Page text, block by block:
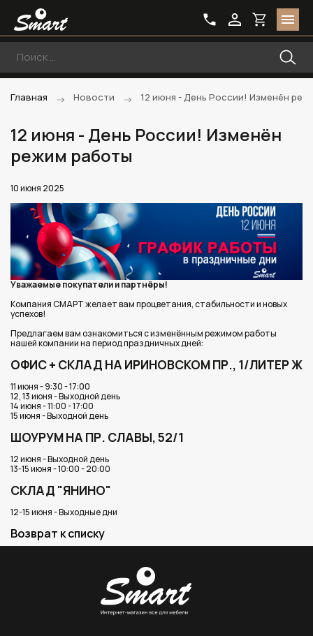
Главная Новости 12 июня - День России! Изменён
12 июня - День России! Изменён
режим работы
10 июня 2025
Уважаемые покупатели и партнёры!
Компания СМАРТ желает вам процветания, стабильности и новых
успехов!
Предлагаем вам ознакомиться с изменённым режимом работы
нашей компании на период праздничных дней:
ОФИС + СКЛАД НА ИРИНОВСКОМ ПР., 1/ЛИТЕР Ж
11 июня - 9:30 - 17:00
12, 13 июня - Выходной день
14 июня - 11:00 - 17:00
15 июня - Выходной день
ШОУРУМ НА ПР. СЛАВЫ, 52/1
12 июня - Выходной день
13-15 июня - 10:00 - 20:00
СКЛАД "ЯНИНО"
12-15 июня - Выходные дни
Возврат к списку